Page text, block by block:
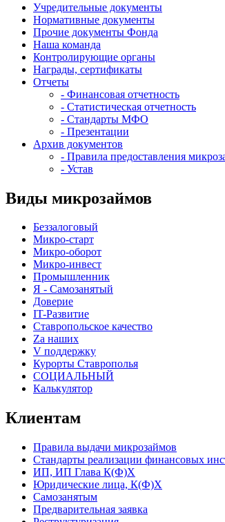
Учредительные документы
Нормативные документы
Прочие документы Фонда
Наша команда
Контролирующие органы
Награды, сертификаты
Отчеты
- Финансовая отчетность
- Статистическая отчетность
- Стандарты МФО
- Презентации
Архив документов
- Правила предоставления
- Устав
Виды микрозаймов
Беззалоговый
Микро-старт
Микро-оборот
Микро-инвест
Промышленник
Я - Самозанятый
Доверие
IT-Развитие
Ставропольское качество
Za наших
V поддержку
Курорты Ставрополья
СОЦИАЛЬНЫЙ
Калькулятор
Клиентам
Правила выдачи микрозаймов
Стандарты реализации финансовых
ИП, ИП Глава К(Ф)Х
Юридические лица, К(Ф)Х
Самозанятым
Предварительная заявка